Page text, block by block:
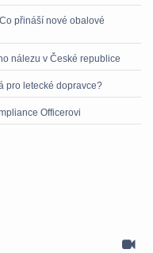
přináší nové obalové
nálezu v České republice
pro letecké dopravce?
Officerovi